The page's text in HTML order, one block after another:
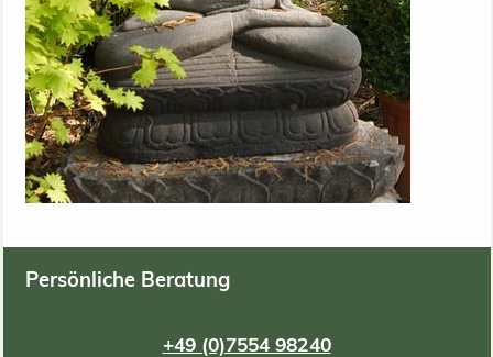
Persönliche Beratung
+49 (0)7554 98240